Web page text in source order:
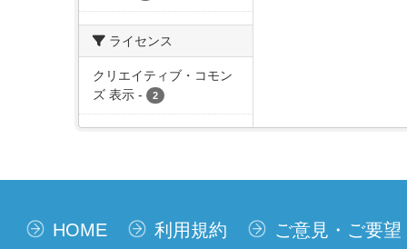
ライセンス
クリエイティブ・コモン
ズ 表示 - 2
HOME 利用規約 ご意見・ご要望